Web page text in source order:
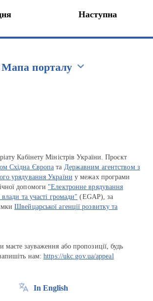
Наступна
Мапа порталу
Кабінету Міністрів України. Проєкт
Східна Європа та Державним агентством з
урядування України у межах програми
допомоги "Електронне врядування
влади та участі громади" (EGAP), за
Швейцарської агенції розвитку та
маєте зауваження або пропозиції, будь
нам:https://ukc.gov.ua/appeal
In English